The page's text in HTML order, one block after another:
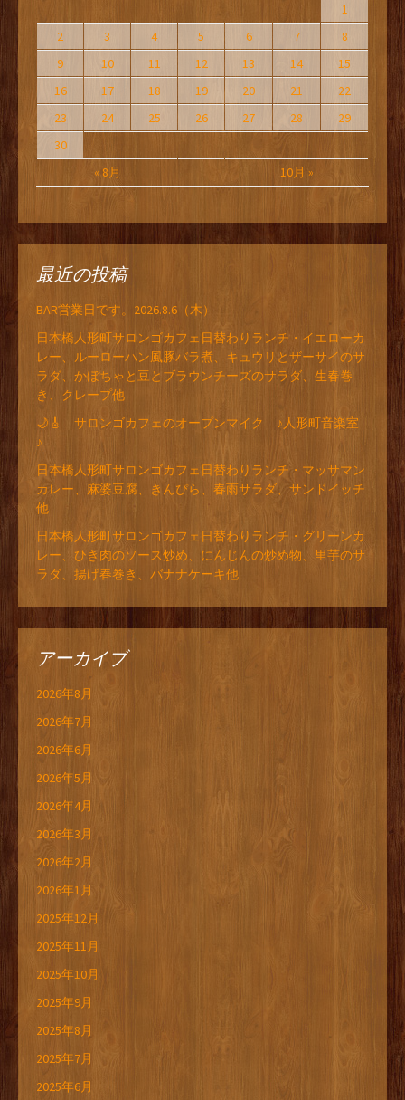
« 8月 10月 »
1
2
3 4 5 6 7
8
9
10 11 12 13 14
15
16
17 18 19 20 21
22
23
24 25 26 27 28
29
30
最近の投稿
BAR営業日です。2026.8.6（木）
日本橋人形町サロンゴカフェ日替わりランチ・イエローカ
レー、ルーローハン風豚バラ煮、キュウリとザーサイのサ
ラダ、かぼちゃと豆とブラウンチーズのサラダ、生春巻
き、クレープ他
🌙🎸 サロンゴカフェのオープンマイク ♪人形町音楽室
♪
日本橋人形町サロンゴカフェ日替わりランチ・マッサマン
カレー、麻婆豆腐、きんぴら、春雨サラダ、サンドイッチ
他
日本橋人形町サロンゴカフェ日替わりランチ・グリーンカ
レー、ひき肉のソース炒め、にんじんの炒め物、里芋のサ
ラダ、揚げ春巻き、バナナケーキ他
アーカイブ
2026年8月
2026年7月
2026年6月
2026年5月
2026年4月
2026年3月
2026年2月
2026年1月
2025年12月
2025年11月
2025年10月
2025年9月
2025年8月
2025年7月
2025年6月